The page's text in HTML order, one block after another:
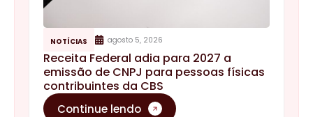
NOTÍCIAS agosto 5, 2026
Receita Federal adia para 2027 a
emissão de CNPJ para pessoas físicas
contribuintes da CBS
Continue lendo